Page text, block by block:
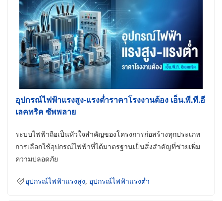
อุปกรณ์ไฟฟ้าแรงสูง-แรงต่ำราคาโรงงานต้อง เอ็น.พี.ที.อี
เลคทริค ซัพพลาย
ระบบไฟฟ้าถือเป็นหัวใจสำคัญของโครงการก่อสร้างทุกประเภท
การเลือกใช้อุปกรณ์ไฟฟ้าที่ได้มาตรฐานเป็นสิ่งสำคัญที่ช่วยเพิ่ม
ความปลอดภัย
อุปกรณ์ไฟฟ้าแรงสูง อุปกรณ์ไฟฟ้าแรงต่ำ